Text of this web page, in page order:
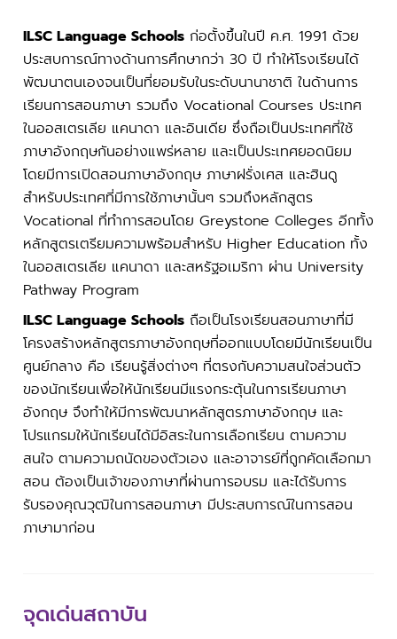
ILSC Language Schools ก่อตั้งขึ้นในปี ค.ศ. 1991 ด้วย
ประสบการณ์ทางด้านการศึกษากว่า 30 ปี ทำให้โรงเรียนได้
พัฒนาตนเองจนเป็นที่ยอมรับในระดับนานาชาติ ในด้านการ
เรียนการสอนภาษา รวมถึง Vocational Courses ประเทศ
ในออสเตรเลีย แคนาดา และอินเดีย ซึ่งถือเป็นประเทศที่ใช้
ภาษาอังกฤษกันอย่างแพร่หลาย และเป็นประเทศยอดนิยม
โดยมีการเปิดสอนภาษาอังกฤษ ภาษาฝรั่งเศส และฮินดู
สำหรับประเทศที่มีการใช้ภาษานั้นๆ รวมถึงหลักสูตร
Vocational ที่ทำการสอนโดย Greystone Colleges อีกทั้ง
หลักสูตรเตรียมความพร้อมสำหรับ Higher Education ทั้ง
ในออสเตรเลีย แคนาดา และสหรัฐอเมริกา ผ่าน University
Pathway Program
ILSC Language Schools ถือเป็นโรงเรียนสอนภาษาที่มี
โครงสร้างหลักสูตรภาษาอังกฤษที่ออกแบบโดยมีนักเรียนเป็น
ศูนย์กลาง คือ เรียนรู้สิ่งต่างๆ ที่ตรงกับความสนใจส่วนตัว
ของนักเรียนเพื่อให้นักเรียนมีแรงกระตุ้นในการเรียนภาษา
อังกฤษ จึงทำให้มีการพัฒนาหลักสูตรภาษาอังกฤษ และ
โปรแกรมให้นักเรียนได้มีอิสระในการเลือกเรียน ตามความ
สนใจ ตามความถนัดของตัวเอง และอาจารย์ที่ถูกคัดเลือกมา
สอน ต้องเป็นเจ้าของภาษาที่ผ่านการอบรม และได้รับการ
รับรองคุณวุฒิในการสอนภาษา มีประสบการณ์ในการสอน
ภาษามาก่อน
จุดเด่นสถาบัน